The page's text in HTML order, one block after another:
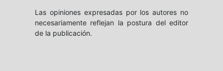
Las opiniones expresadas por los autores no
necesariamente reflejan la postura del editor
de la publicación.